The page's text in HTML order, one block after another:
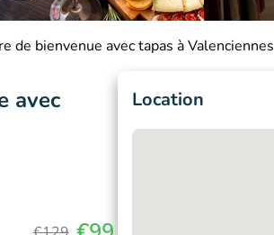
bienvenue avec tapas à Valenciennes
avec
Location